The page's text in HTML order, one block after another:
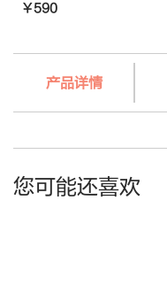
￥590
产品详情
您可能还喜欢